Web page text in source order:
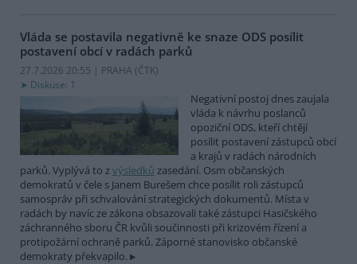
Vláda se postavila negativně ke snaze ODS posílit
postavení obcí v radách parků
27.7.2026 20:55 | PRAHA (ČTK)
Diskuse: 1
Negativní postoj dnes zaujala
vláda k návrhu poslanců
opoziční ODS, kteří chtějí
posílit postavení zástupců obcí
a krajů v radách národních
parků. Vyplývá to zvýsledků zasedání. Osm občanských
demokratů v čele s Janem Burešem chce posílit roli zástupců
samospráv při schvalování strategických dokumentů. Místa v
radách by navíc ze zákona obsazovali také zástupci Hasičského
záchranného sboru ČR kvůli součinnosti při krizovém řízení a
protipožární ochraně parků. Záporné stanovisko občanské
demokraty překvapilo.